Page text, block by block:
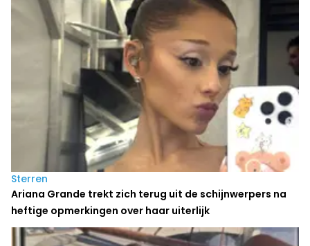
Sterren
Ariana Grande trekt zich terug uit de schijnwerpers na
heftige opmerkingen over haar uiterlijk